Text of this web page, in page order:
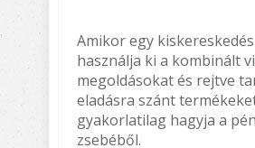
Amikor egy
használja ki a kombinált
megoldásokat és rejtve
eladásra szánt
gyakorlatilag hagyja a
zsebéből.